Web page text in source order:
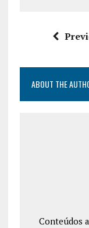
ABOUT THE
Conteúdos